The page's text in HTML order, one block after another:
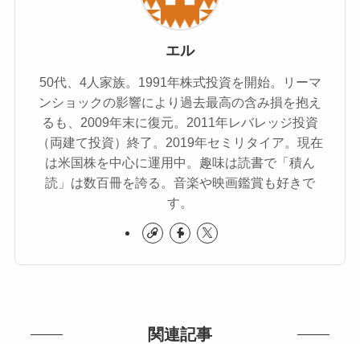
エル
50代、4人家族。1991年株式投資を開始。リーマ
ンショックの影響により過去最高の含み損を抱え
るも、2009年末に復元。2011年レバレッジ投資
（両建て投資）終了。2019年セミリタイア。現在
は米国株を中心に運用中。趣味は読書で「積ん
読」は数百冊を誇る。音楽や映画鑑賞も好きで
す。
関連記事